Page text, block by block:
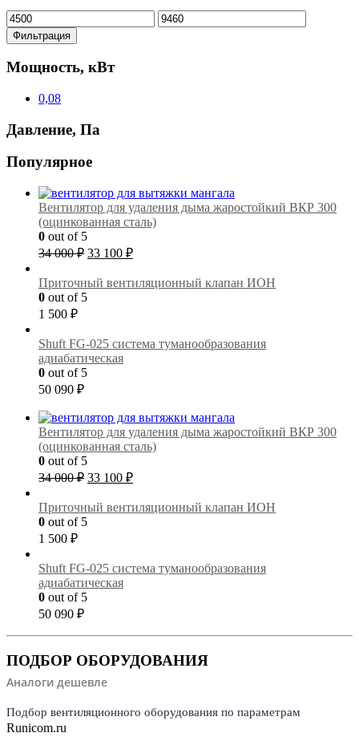
Минимальная
цена
Максимальная
цена
Фильтрация
Мощность, кВт
0,08
Давление, Па
Популярное
Вентилятор для удаления дыма жаростойкий ВКР 300
(оцинкованная сталь)
0 out of 5
34 000₽ Первоначальная
составляла
34
33 100 ₽Текущая
33
Приточный вентиляционный клапан ИОН
0 out of 5
1 500 ₽
Shuft FG-025 cистема туманообразования
адиабатическая
0 out of 5
50 090 ₽
Вентилятор для удаления дыма жаростойкий ВКР 300
(оцинкованная сталь)
0 out of 5
34 000₽ Первоначальная
составляла
34
33 100 ₽Текущая
33
Приточный вентиляционный клапан ИОН
0 out of 5
1 500 ₽
Shuft FG-025 cистема туманообразования
адиабатическая
0 out of 5
50 090 ₽
ПОДБОР ОБОРУДОВАНИЯ
Аналоги дешевле
Подбор вентиляционного оборудования по параметрам
Runicom.ru